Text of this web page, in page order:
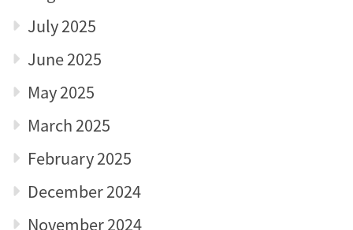
July 2025
June 2025
May 2025
March 2025
February 2025
December 2024
November 2024